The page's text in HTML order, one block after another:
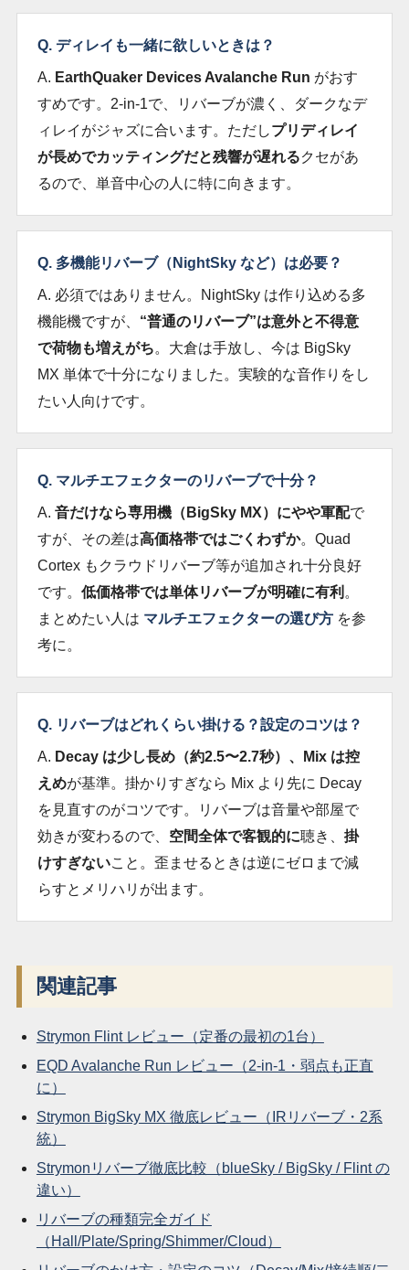
Q. ディレイも一緒に欲しいときは？
A. EarthQuaker Devices Avalanche Run がおす
すめです。2-in-1で、リバーブが濃く、ダークなデ
ィレイがジャズに合います。ただしプリディレイ
が長めでカッティングだと残響が遅れるクセがあ
るので、単音中心の人に特に向きます。
Q. 多機能リバーブ（NightSky など）は必要？
A. 必須ではありません。NightSky は作り込める多
機能機ですが、 “普通のリバーブ”は意外と不得意
で荷物も増えがち。大倉は手放し、今は BigSky
MX 単体で十分になりました。実験的な音作りをし
たい人向けです。
Q. マルチエフェクターのリバーブで十分？
A. 音だけなら専用機（BigSky MX）にやや軍配で
すが、その差は高価格帯ではごくわずか。Quad
Cortex もクラウドリバーブ等が追加され十分良好
です。 低価格帯では単体リバーブが明確に有利 。
まとめたい人は マルチエフェクターの選び方を参
考に。
Q. リバーブはどれくらい掛ける？設定のコツは？
A. Decay は少し長め（約2.5〜2.7秒）、Mix は控
えめが基準。掛かりすぎなら Mix より先に Decay
を見直すのがコツです。リバーブは音量や部屋で
効きが変わるので、 空間全体で客観的に聴き、 掛
けすぎないこと。歪ませるときは逆にゼロまで減
らすとメリハリが出ます。
関連記事
Strymon Flint レビュー（定番の最初の1台）
EQD Avalanche Run レビュー（2-in-1・弱点も正直
に）
Strymon BigSky MX 徹底レビュー（IRリバーブ・2系
統）
Strymonリバーブ徹底比較（blueSky / BigSky / Flint の
違い）
リバーブの種類完全ガイド
（Hall/Plate/Spring/Shimmer/Cloud）